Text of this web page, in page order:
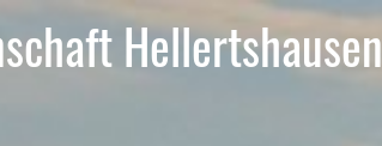
Hellertshausen